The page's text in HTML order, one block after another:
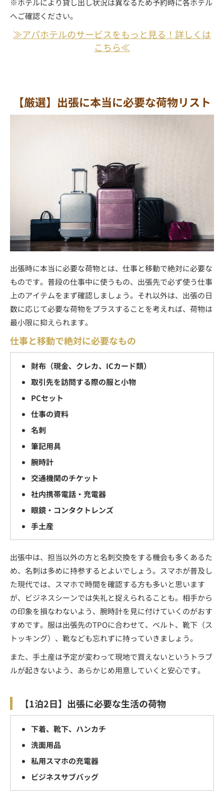
※ホテルにより貸し出し状況は異なるため予約時に各ホテル
へご確認ください。
≫アパホテルのサービスをもっと見る！詳しくは
こちら≪
【厳選】出張に本当に必要な荷物リスト
出張時に本当に必要な荷物とは、仕事と移動で絶対に必要な
ものです。普段の仕事中に使うもの、出張先で必ず使う仕事
上のアイテムをまず確認しましょう。それ以外は、出張の日
数に応じて必要な荷物をプラスすることを考えれば、荷物は
最小限に抑えられます。
仕事と移動で絶対に必要なもの
財布（現金、クレカ、ICカード類）
取引先を訪問する際の服と小物
PCセット
仕事の資料
名刺
筆記用具
腕時計
交通機関のチケット
社内携帯電話・充電器
眼鏡・コンタクトレンズ
手土産
出張中は、担当以外の方と名刺交換をする機会も多くあるた
め、名刺は多めに持参するとよいでしょう。スマホが普及し
た現代では、スマホで時間を確認する方も多いと思います
が、ビジネスシーンでは失礼と捉えられることも。相手から
の印象を損なわないよう、腕時計を見に付けていくのがおす
すめです。服は出張先のTPOに合わせて、ベルト、靴下（ス
トッキング）、靴なども忘れずに持っていきましょう。
また、手土産は予定が変わって現地で買えないというトラブ
ルが起きないよう、あらかじめ用意していくと安心です。
【1泊2日】出張に必要な生活の荷物
下着、靴下、ハンカチ
洗面用品
私用スマホの充電器
ビジネスサブバッグ